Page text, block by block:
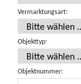
Vermarktungsart:
Objekttyp:
Objektnummer: